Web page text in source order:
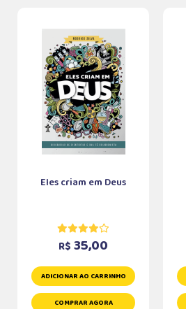
Eles criam em Deus
R$ 35,00
ADICIONAR AO CARRINHO
COMPRAR AGORA